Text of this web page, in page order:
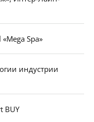
Spa»
индустрии
BUY